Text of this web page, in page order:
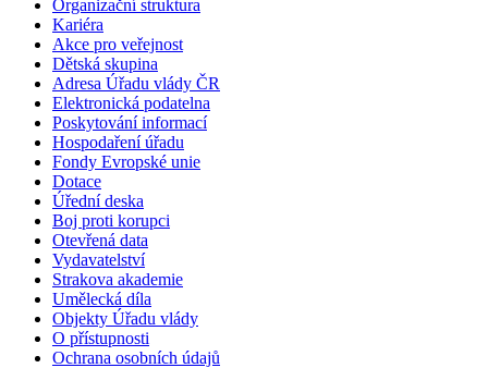
Organizační struktura
Kariéra
Akce pro veřejnost
Dětská skupina
Adresa Úřadu vlády ČR
Elektronická podatelna
Poskytování informací
Hospodaření úřadu
Fondy Evropské unie
Dotace
Úřední deska
Boj proti korupci
Otevřená data
Vydavatelství
Strakova akademie
Umělecká díla
Objekty Úřadu vlády
O přístupnosti
Ochrana osobních údajů